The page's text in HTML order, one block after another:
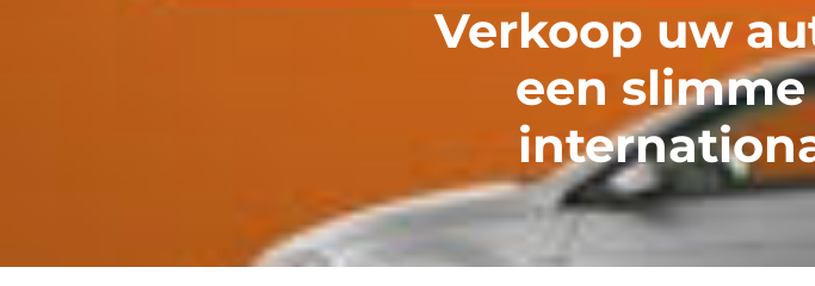
Verkoop uw
een